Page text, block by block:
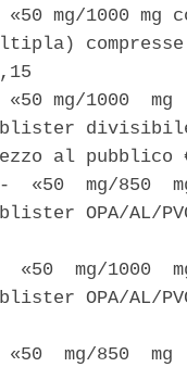
«50 mg/1000 mg
«50 mg/1000  mg
blister
al pubblico
«50  mg/850
OPA/AL/
«50  mg/1000
OPA/AL/
«50  mg/850  mg